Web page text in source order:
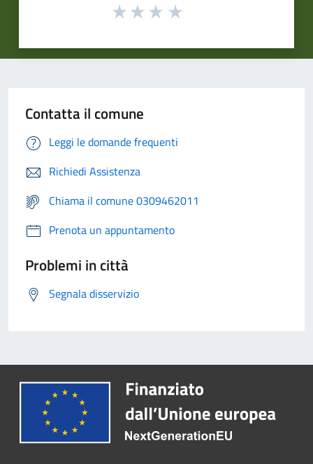
Contatta il comune
Leggi le domande frequenti
Richiedi Assistenza
Chiama il comune 0309462011
Prenota un appuntamento
Problemi in città
Segnala disservizio